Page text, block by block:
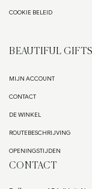
COOKIE BELEID
BEAUTIFUL
MIJN ACCOUNT
CONTACT
DE WINKEL
ROUTEBESCHRIJVING
OPENINGSTIJDEN
CONTACT